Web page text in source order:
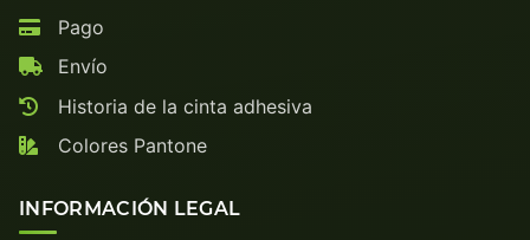
Pago
Envío
Historia de la cinta adhesiva
Colores Pantone
INFORMACIÓN LEGAL